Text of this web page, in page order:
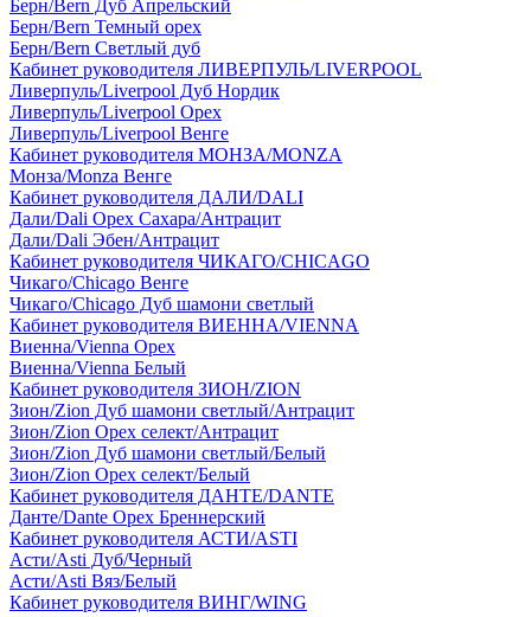
Берн/Bern Дуб Апрельский
Берн/Bern Темный орех
Берн/Bern Светлый дуб
Кабинет руководителя ЛИВЕРПУЛЬ/LIVERPOOL
Ливерпуль/Liverpool Дуб Нордик
Ливерпуль/Liverpool Орех
Ливерпуль/Liverpool Венге
Кабинет руководителя МОНЗА/MONZA
Монза/Monza Венге
Кабинет руководителя ДАЛИ/DALI
Дали/Dali Орех Cахара/Антрацит
Дали/Dali Эбен/Антрацит
Кабинет руководителя ЧИКАГО/CHICAGO
Чикаго/Chicago Венге
Чикаго/Chicago Дуб шамони светлый
Кабинет руководителя ВИЕННА/VIENNA
Виенна/Vienna Орех
Виенна/Vienna Белый
Кабинет руководителя ЗИОН/ZION
Зион/Zion Дуб шамони светлый/Антрацит
Зион/Zion Орех селект/Антрацит
Зион/Zion Дуб шамони светлый/Белый
Зион/Zion Орех селект/Белый
Кабинет руководителя ДАНТЕ/DANTE
Данте/Dante Орех Бреннерский
Кабинет руководителя АСТИ/ASTI
Асти/Asti Дуб/Черный
Асти/Asti Вяз/Белый
Кабинет руководителя ВИНГ/WING